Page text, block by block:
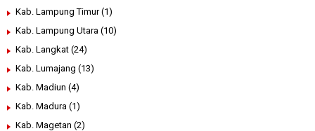
Kab. Lampung Timur (1)
Kab. Lampung Utara (10)
Kab. Langkat (24)
Kab. Lumajang (13)
Kab. Madiun (4)
Kab. Madura (1)
Kab. Magetan (2)